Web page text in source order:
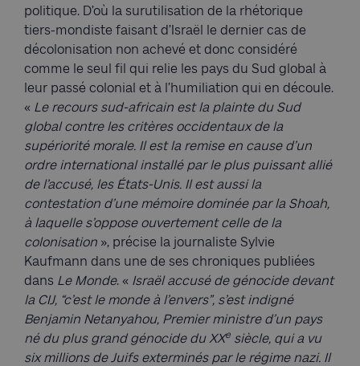
politique. D’où la surutilisation de la rhétorique
tiers-mondiste faisant d’Israël le dernier cas de
décolonisation non achevé et donc considéré
comme le seul fil qui relie les pays du Sud global à
leur passé colonial et à l’humiliation qui en découle.
« Le recours sud-africain est la plainte du Sud
global contre les critères occidentaux de la
supériorité morale. Il est la remise en cause d’un
ordre international installé par le plus puissant allié
de l’accusé, les États-Unis. Il est aussi la
contestation d’une mémoire dominée par la Shoah,
à laquelle s’oppose ouvertement celle de la
colonisation », précise la journaliste Sylvie
Kaufmann dans une de ses chroniques publiées
dans Le Monde. « Israël accusé de génocide devant
la CIJ, “c’est le monde à l’envers”, s’est indigné
Benjamin Netanyahou, Premier ministre d’un pays
né du plus grand génocide du XXe siècle, qui a vu
six millions de Juifs exterminés par le régime nazi. Il